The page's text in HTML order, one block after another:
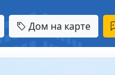
Дом на карте